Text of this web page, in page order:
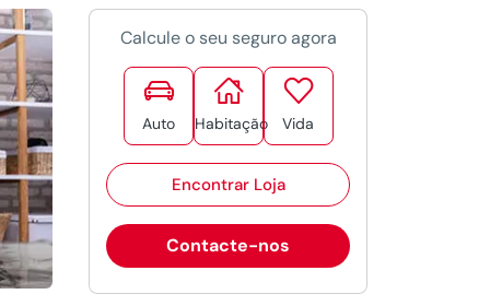
Calcule o seu seguro agora

Auto

Habitação

Vida
Encontrar Loja
Contacte-nos